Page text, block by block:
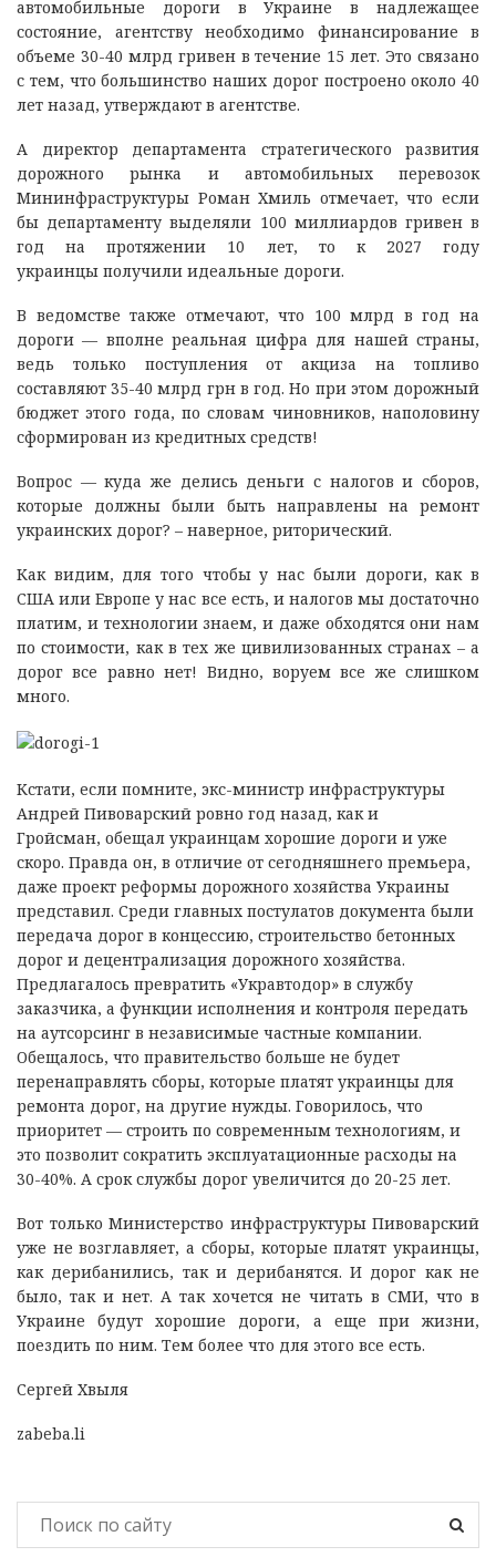
автомобильные дороги в Украине в надлежащее
состояние, агентству необходимо финансирование в
объеме 30-40 млрд гривен в течение 15 лет. Это связано
с тем, что большинство наших дорог построено около 40
лет назад, утверждают в агентстве.
А директор департамента стратегического развития
дорожного рынка и автомобильных перевозок
Мининфраструктуры Роман Хмиль отмечает, что если
бы департаменту выделяли 100 миллиардов гривен в
год на протяжении 10 лет, то к 2027 году
украинцы получили идеальные дороги.
В ведомстве также отмечают, что 100 млрд в год на
дороги — вполне реальная цифра для нашей страны,
ведь только поступления от акциза на топливо
составляют 35-40 млрд грн в год. Но при этом дорожный
бюджет этого года, по словам чиновников, наполовину
сформирован из кредитных средств!
Вопрос — куда же делись деньги с налогов и сборов,
которые должны были быть направлены на ремонт
украинских дорог? – наверное, риторический.
Как видим, для того чтобы у нас были дороги, как в
США или Европе у нас все есть, и налогов мы достаточно
платим, и технологии знаем, и даже обходятся они нам
по стоимости, как в тех же цивилизованных странах – а
дорог все равно нет! Видно, воруем все же слишком
много.
Кстати, если помните, экс-министр инфраструктуры
Андрей Пивоварский ровно год назад, как и
Гройсман, обещал украинцам хорошие дороги и уже
скоро. Правда он, в отличие от сегодняшнего премьера,
даже проект реформы дорожного хозяйства Украины
представил. Среди главных постулатов документа были
передача дорог в концессию, строительство бетонных
дорог и децентрализация дорожного хозяйства.
Предлагалось превратить «Укравтодор» в службу
заказчика, а функции исполнения и контроля передать
на аутсорсинг в независимые частные компании.
Обещалось, что правительство больше не будет
перенаправлять сборы, которые платят украинцы для
ремонта дорог, на другие нужды. Говорилось, что
приоритет — строить по современным технологиям, и
это позволит сократить эксплуатационные расходы на
30-40%. А срок службы дорог увеличится до 20-25 лет.
Вот только Министерство инфраструктуры Пивоварский
уже не возглавляет, а сборы, которые платят украинцы,
как дерибанились, так и дерибанятся. И дорог как не
было, так и нет. А так хочется не читать в СМИ, что в
Украине будут хорошие дороги, а еще при жизни,
поездить по ним. Тем более что для этого все есть.
Сергей Хвыля
zabeba.li